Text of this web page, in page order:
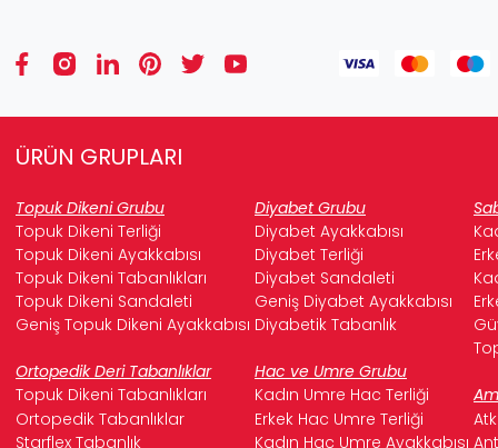
ÜRÜN GRUPLARI
Topuk Dikeni Grubu Diyabet Grubu
Topuk Dikeni Terliği
Diyabet Ayakkabısı
Topuk Dikeni Ayakkabısı
Diyabet Terliği
Topuk Dikeni Tabanlıkları
Diyabet Sandaleti
Topuk Dikeni Sandaleti
Geniş Diyabet Ayakkabısı
Geniş Topuk Dikeni Ayakkabısı Diyabetik Tabanlık
Ortopedik Deri Tabanlıklar
Hac ve Umre Grubu
Topuk Dikeni Tabanlıkları
Kadın Umre Hac Terliği
Ortopedik Tabanlıklar
Erkek Hac Umre Terliği
Starflex Tabanlık
Kadın Hac Umre Ayakkabısı